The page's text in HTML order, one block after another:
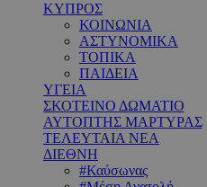
ΚΥΠΡΟΣ
ΚΟΙΝΩΝΙΑ
ΑΣΤΥΝΟΜΙΚΑ
ΤΟΠΙΚΑ
ΠΑΙΔΕΙΑ
ΥΓΕΙΑ
ΣΚΟΤΕΙΝΟ ΔΩΜΑΤΙΟ
ΑΥΤΟΠΤΗΣ ΜΑΡΤΥΡΑΣ
ΤΕΛΕΥΤΑΙΑ ΝΕΑ
ΔΙΕΘΝΗ
#Καύσωνας